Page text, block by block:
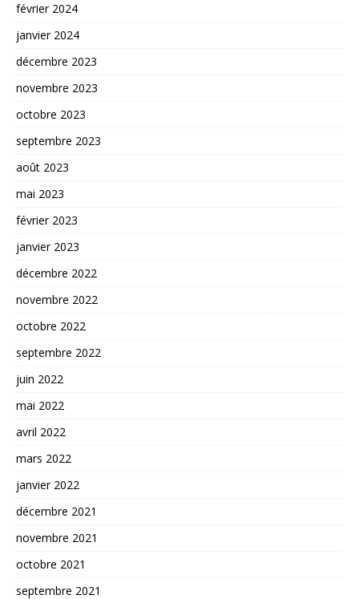
février 2024
janvier 2024
décembre 2023
novembre 2023
octobre 2023
septembre 2023
août 2023
mai 2023
février 2023
janvier 2023
décembre 2022
novembre 2022
octobre 2022
septembre 2022
juin 2022
mai 2022
avril 2022
mars 2022
janvier 2022
décembre 2021
novembre 2021
octobre 2021
septembre 2021